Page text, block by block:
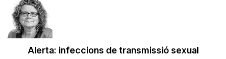
Alerta: infeccions de transmissió sexual